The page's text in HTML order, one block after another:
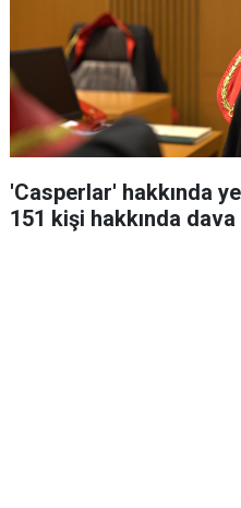
'Casperlar' hakkında
151 kişi hakkında dava